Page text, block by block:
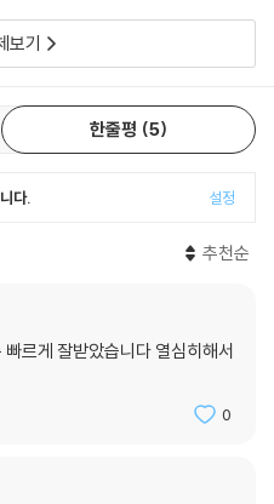
보기
한줄평 5
다. 설정
추천순
르게 잘받았습니다 열심히해서
0